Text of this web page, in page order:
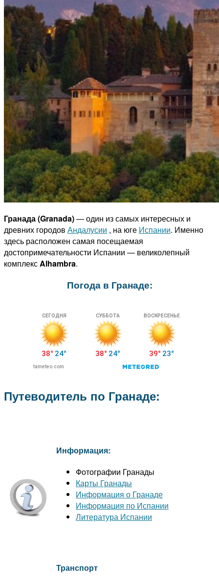
Гранада (Granada)— один из самых интересных и
древних городов Андалусии , на юге Испании. Именно
здесь расположен самая посещаемая
достопримечательности Испании — великолепный
комплексAlhambra.
Погода в Гранаде:
Путеводитель по Гранаде:
Информация:
Фотографии Гранады
Карты Гранады
Информация о Гранаде
Информация по Испании
Литература Испании
Транспорт